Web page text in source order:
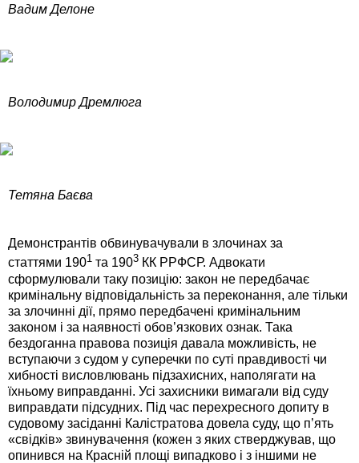
Вадим Делоне
Володимир Дремлюга
Тетяна Баєва
Демонстрантів обвинувачували в злочинах за
статтями 1901 та 1903 КК РРФСР. Адвокати
сформулювали таку позицію: закон не передбачає
кримінальну відповідальність за переконання, але тільки
за злочинні дії, прямо передбачені кримінальним
законом і за наявності обов’язкових ознак. Така
бездоганна правова позиція давала можливість, не
вступаючи з судом у суперечки по суті правдивості чи
хибності висловлювань підзахисних, наполягати на
їхньому виправданні. Усі захисники вимагали від суду
виправдати підсудних. Під час перехресного допиту в
судовому засіданні Калістратова довела суду, що п’ять
«свідків» звинувачення (кожен з яких стверджував, що
опинився на Красній площі випадково і з іншими не